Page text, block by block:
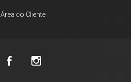
Área do Cliente